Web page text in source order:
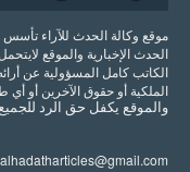
الحدث الإخبارية والموقع
الكاتب كامل المسؤولية عن
الملكية أو حقوق الآخرين أو
والموقع يكفل حق الرد
alhadatharticles@gmail.com